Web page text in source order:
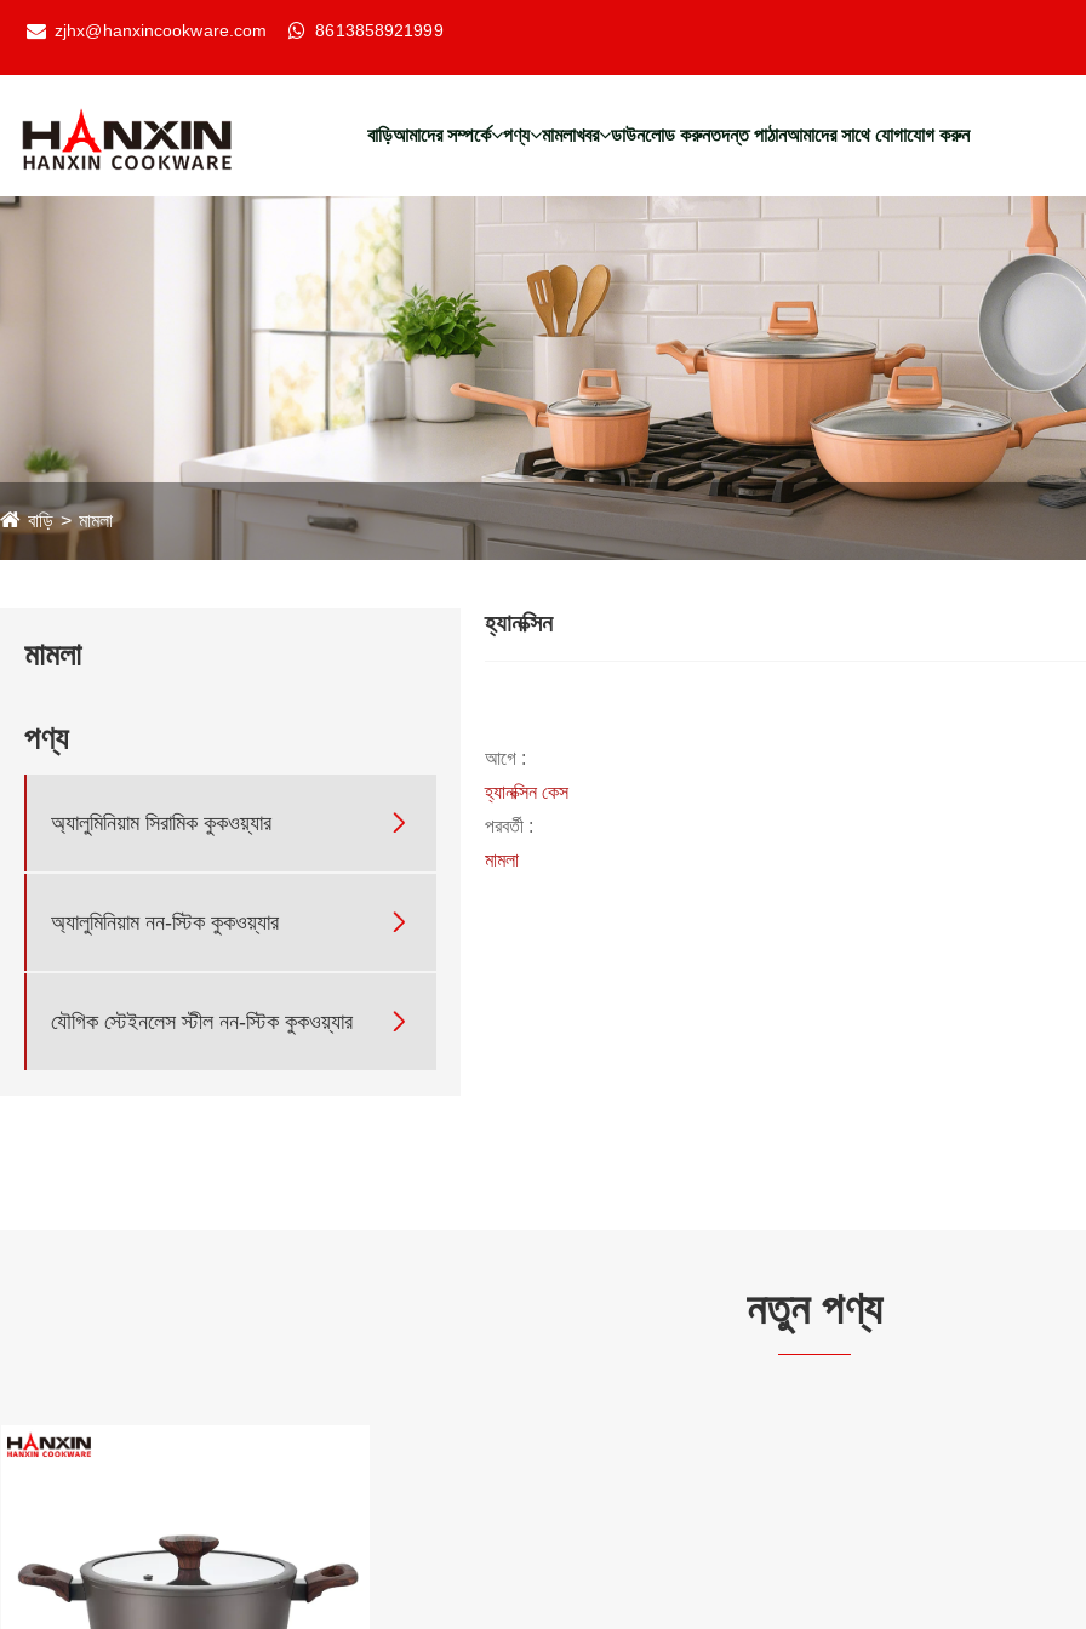
zjhx@hanxincookware.com 8613858921999
বাড়িআমাদের সম্পর্কে পণ্য মামলাখবর ডাউনলোড করুনতদন্ত পাঠানআমাদের সাথে যোগাযোগ করুন
বাড়ি মামলা
মামলা
পণ্য
অ্যালুমিনিয়াম সিরামিক কুকওয়্যার 
অ্যালুমিনিয়াম নন-স্টিক কুকওয়্যার 
যৌগিক স্টেইনলেস স্টীল নন-স্টিক কুকওয়্যার 
হ্যানক্সিন
আগে :
হ্যানক্সিন কেস
পরবর্তী :
মামলা
নতুন পণ্য